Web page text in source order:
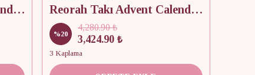
Reorah Takı Advent Calendar 10 Adet Reorah Takı Advent Calendar 12 Adet
%20
4,280.90 ₺
3,424.90 ₺
3 Kaplama